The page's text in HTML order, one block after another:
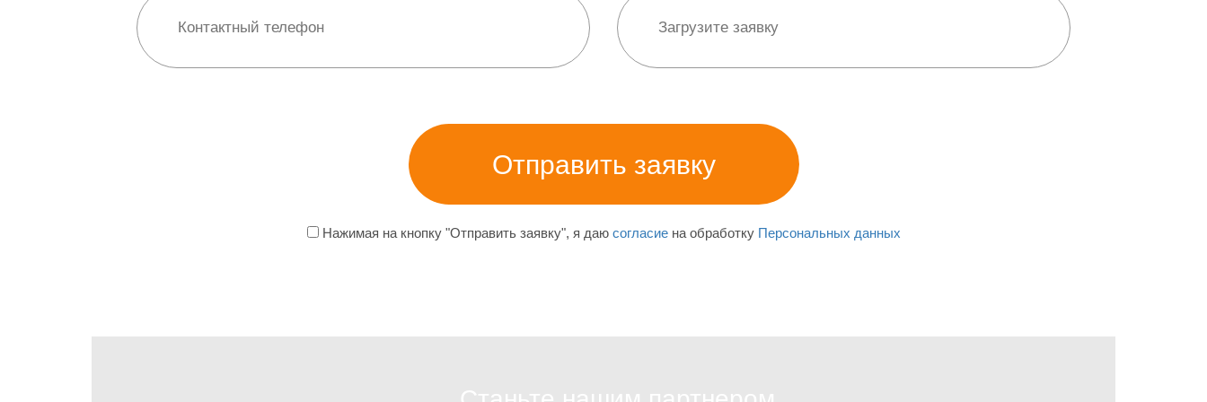
Нажимая на кнопку "Отправить заявку", я даю согласиена обработку Персональных данных